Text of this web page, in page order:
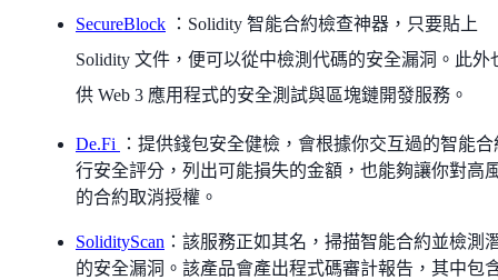
SecureBlock ：Solidity 智能合約檢查神器，只要貼上
Solidity 文件，便可以從中檢測代碼的安全漏洞。此外
供 Web 3 應用程式的安全測試與區塊鏈開發服務。
De.Fi
：提供錢包安全健檢，會根據你交互過的智能合
行安全評分，列出可能損失的金額，也能夠讓你對高
的合約取消授權。
SolidityScan ：該服務正如其名，掃描智能合約並檢測
的安全漏洞。該產品會產出程式碼審計報告，其中包